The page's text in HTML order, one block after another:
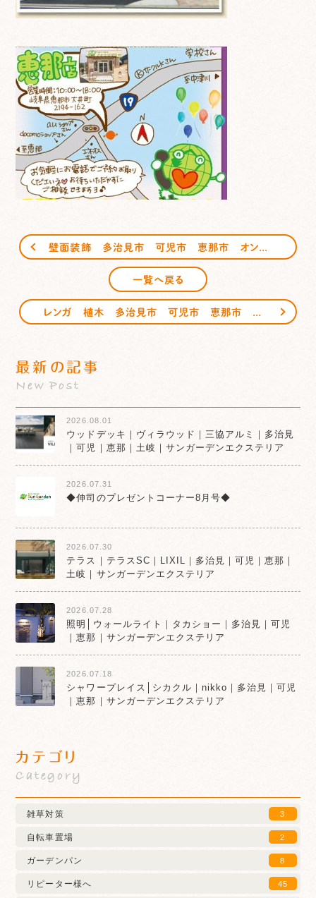
一覧へ戻る
最新の記事
New Post
2026.08.01
ウッドデッキ｜ヴィラウッド｜三協アルミ｜多治見
｜可児｜恵那｜土岐｜サンガーデンエクステリア
2026.07.31
◆伸司のプレゼントコーナー8月号◆
2026.07.30
テラス｜テラスSC｜LIXIL｜多治見｜可児｜恵那｜
土岐｜サンガーデンエクステリア
2026.07.28
照明│ウォールライト｜タカショー｜多治見｜可児
｜恵那｜サンガーデンエクステリア
2026.07.18
シャワープレイス│シカクル｜nikko｜多治見｜可児
｜恵那｜サンガーデンエクステリア
カテゴリ
Category
雑草対策 3
自転車置場 2
ガーデンパン 8
リピーター様へ 45